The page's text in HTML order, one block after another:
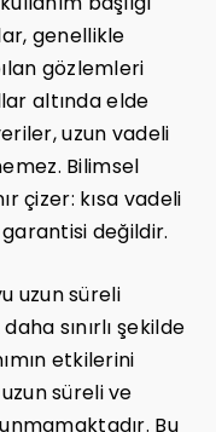
genellikle
gözlemleri
altında elde
uzun vadeli
Bilimsel
çizer: kısa vadeli
değildir.
uzun süreli
sınırlı şekilde
etkilerini
süreli ve
Bu